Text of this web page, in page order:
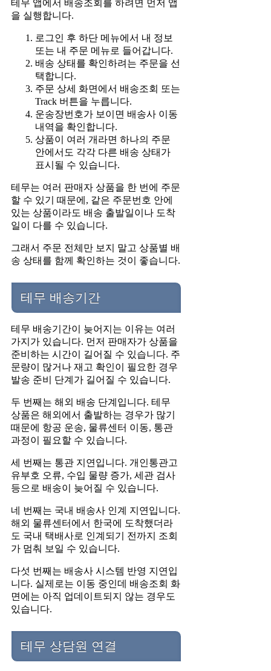
테무 앱에서 배송조회를 하려면 먼저 앱
을 실행합니다.
로그인 후 하단 메뉴에서 내 정보
또는 내 주문 메뉴로 들어갑니다.
배송 상태를 확인하려는 주문을 선
택합니다.
주문 상세 화면에서 배송조회 또는
Track 버튼을 누릅니다.
운송장번호가 보이면 배송사 이동
내역을 확인합니다.
상품이 여러 개라면 하나의 주문
안에서도 각각 다른 배송 상태가
표시될 수 있습니다.
테무는 여러 판매자 상품을 한 번에 주문
할 수 있기 때문에, 같은 주문번호 안에
있는 상품이라도 배송 출발일이나 도착
일이 다를 수 있습니다.
그래서 주문 전체만 보지 말고 상품별 배
송 상태를 함께 확인하는 것이 좋습니다.
테무 배송기간
테무 배송기간이 늦어지는 이유는 여러
가지가 있습니다. 먼저 판매자가 상품을
준비하는 시간이 길어질 수 있습니다. 주
문량이 많거나 재고 확인이 필요한 경우
발송 준비 단계가 길어질 수 있습니다.
두 번째는 해외 배송 단계입니다. 테무
상품은 해외에서 출발하는 경우가 많기
때문에 항공 운송, 물류센터 이동, 통관
과정이 필요할 수 있습니다.
세 번째는 통관 지연입니다. 개인통관고
유부호 오류, 수입 물량 증가, 세관 검사
등으로 배송이 늦어질 수 있습니다.
네 번째는 국내 배송사 인계 지연입니다.
해외 물류센터에서 한국에 도착했더라
도 국내 택배사로 인계되기 전까지 조회
가 멈춰 보일 수 있습니다.
다섯 번째는 배송사 시스템 반영 지연입
니다. 실제로는 이동 중인데 배송조회 화
면에는 아직 업데이트되지 않는 경우도
있습니다.
테무 상담원 연결